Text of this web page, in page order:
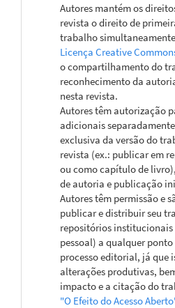
Autores mantém os
revista o direito de
trabalho
Licença Creative
o compartilhamento do
reconhecimento da
nesta revista.
Autores têm autorização
adicionais
exclusiva da versão do
revista (ex.: publicar em
ou como capítulo de
de autoria e publicação
Autores têm permissão e
publicar e distribuir seu
repositórios institucionais
pessoal) a qualquer
processo editorial, já que
alterações produtivas,
impacto e a citação do
"O Efeito do Acesso